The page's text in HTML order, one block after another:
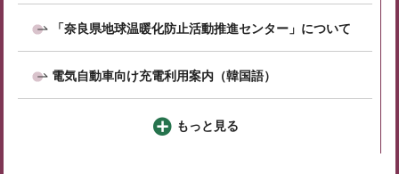
「奈良県地球温暖化防止活動推進センター」について
電気自動車向け充電利用案内（韓国語）
もっと見る